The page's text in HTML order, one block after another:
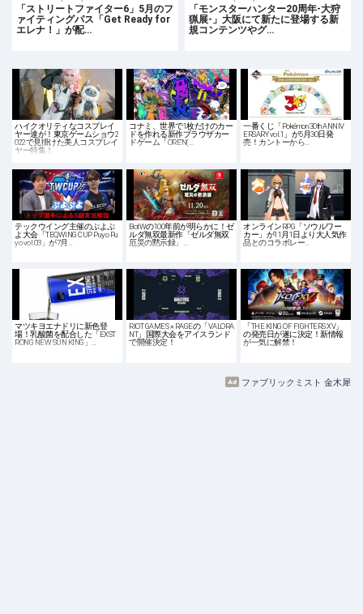
「ストリートファイター6」5月のフ
ァイティングパス「Get Ready for
エレナ！」が配…
「モンスターハンター20周年-大狩
猟展-」大阪にて新たに登場する新
規コンテンツやグ…
ハイクオリティなコスプレイ
ヤー達が！東京ゲームショウ2
022で見掛けた美人コスプレイ
ヤー特集！
コナミ、世界で1枚だけのカー
ドを作れる新作ブラウザカー
ドゲーム「ORE’N(…
一番くじ「Pokémon 30th ANNIV
ERSARY vol.1」が5月30日発
売！カントーから…
テックウイング主催のぷよぷ
よ大会「TEQWING CUP Puyo Pu
yo vol.03」が7月…
BotWの100年前が明らかに！ゼ
ルダ無双最新作「ゼルダ無双
厄災の黙示録」…
オンラインRPG「ソウルワー
カー」が11月1日より大人気作
品とのコラボレー…
マツキヨエナドリに新色登
場！乳酸菌を配合した「EXST
RONG NEW SUN KING」…
RIOT GAMES × RAGEの「VALORA
NT」国際大会をアイスランド
で開催決定！
「THE KING OF FIGHTERS XV」
の発売日が遂に決定！新情報
が一気に解禁！
ファブリックミスト 金木犀